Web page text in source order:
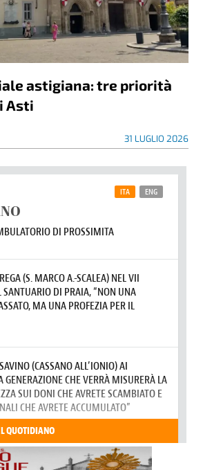
astigiana: tre priorità
Asti
31 LUGLIO 2026